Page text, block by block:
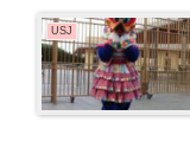
USJ